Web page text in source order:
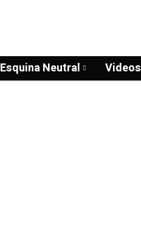
Esquina Neutral Videos